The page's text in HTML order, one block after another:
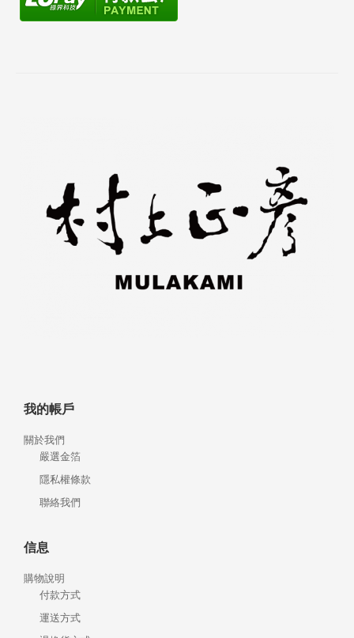
我的帳戶
關於我們
嚴選金箔
隱私權條款
聯絡我們
信息
購物說明
付款方式
運送方式